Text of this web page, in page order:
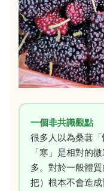
一個非共識觀點
很多人以為桑葚
「寒」是相對的
多。對於一般體
把）根本不會造